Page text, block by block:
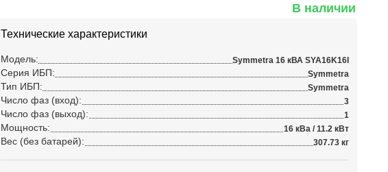
В наличии
Технические характеристики
Модель: Symmetra 16 кВА SYA16K16I
Серия ИБП: Symmetra
Тип ИБП: Symmetra
Число фаз (вход): 3
Число фаз (выход): 1
Мощность: 16 кВа / 11.2 кВт
Вес (без батарей): 307.73 кг